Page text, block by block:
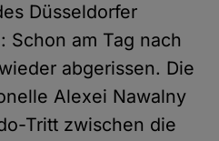
Düsseldorfer
Schon am Tag nach
abgerissen. Die
Alexei Nawalny
Tritt zwischen die